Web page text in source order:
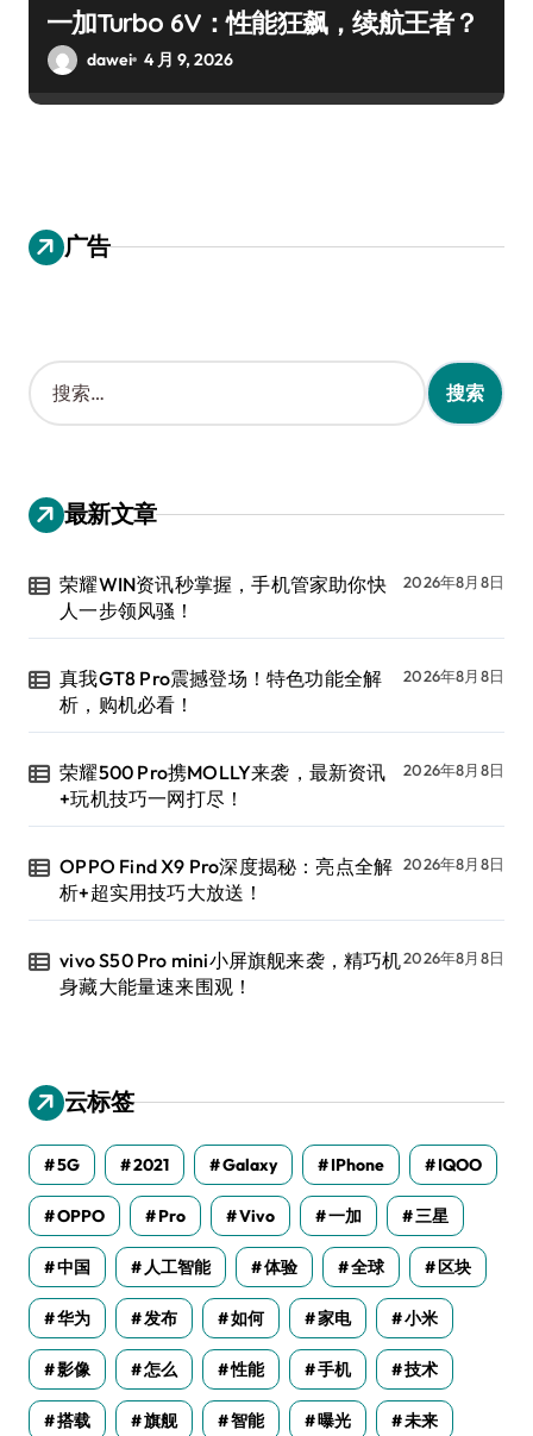
一加Turbo 6V：性能狂飙，续航王者？
dawei 4 月 9, 2026
广告
搜
索
：
最新文章
荣耀WIN资讯秒掌握，手机管家助你快
人一步领风骚！
2026年8月8日
真我GT8 Pro震撼登场！特色功能全解
析，购机必看！
2026年8月8日
荣耀500 Pro携MOLLY来袭，最新资讯
+玩机技巧一网打尽！
2026年8月8日
OPPO Find X9 Pro深度揭秘：亮点全解
析+超实用技巧大放送！
2026年8月8日
vivo S50 Pro mini小屏旗舰来袭，精巧机
身藏大能量速来围观！
2026年8月8日
云标签
5G 2021 Galaxy IPhone IQOO
OPPO Pro Vivo 一加 三星
中国 人工智能 体验 全球 区块
华为 发布 如何 家电 小米
影像 怎么 性能 手机 技术
搭载 旗舰 智能 曝光 未来